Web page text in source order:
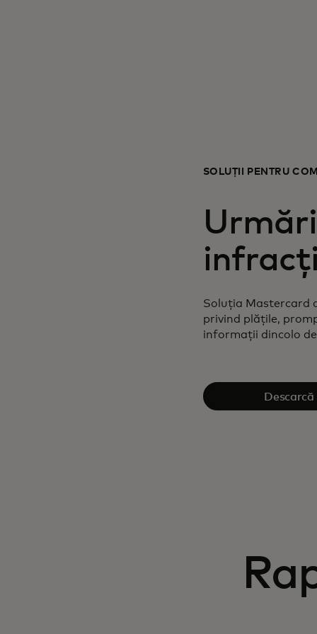
SOLUȚII PENTRU
Soluția Mastercard
privind plățile,
informații dincolo